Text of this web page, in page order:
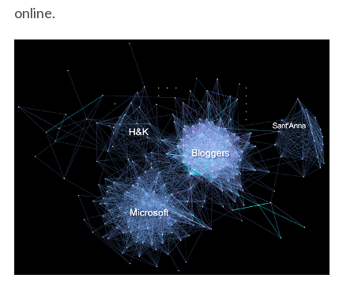
online.